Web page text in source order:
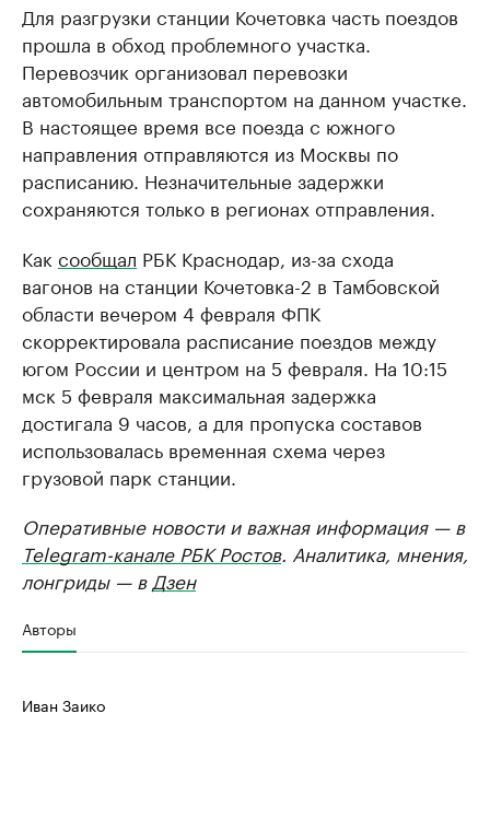
Для разгрузки станции Кочетовка часть поездов
прошла в обход проблемного участка.
Перевозчик организовал перевозки
автомобильным транспортом на данном участке.
В настоящее время все поезда с южного
направления отправляются из Москвы по
расписанию. Незначительные задержки
сохраняются только в регионах отправления.
Как сообщал РБК Краснодар, из-за схода
вагонов на станции Кочетовка-2 в Тамбовской
области вечером 4 февраля ФПК
скорректировала расписание поездов между
югом России и центром на 5 февраля. На 10:15
мск 5 февраля максимальная задержка
достигала 9 часов, а для пропуска составов
использовалась временная схема через
грузовой парк станции.
Оперативные новости и важная информация — в
Telegram-канале РБК Ростов. Аналитика, мнения,
лонгриды — в Дзен
Авторы
Иван Заико